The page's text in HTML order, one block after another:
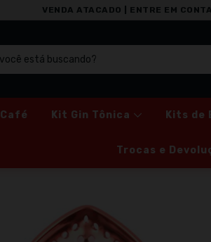
VENDA ATACADO | ENTRE EM
Café Kit Gin Tônica Kits de
Trocas e